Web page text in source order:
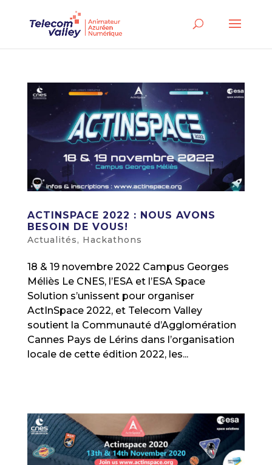
ACTINSPACE 2022 : NOUS AVONS
BESOIN DE VOUS!
Actualités, Hackathons
18 & 19 novembre 2022 Campus Georges
Méliès Le CNES, l’ESA et l’ESA Space
Solution s’unissent pour organiser
ActInSpace 2022, et Telecom Valley
soutient la Communauté d’Agglomération
Cannes Pays de Lérins dans l’organisation
locale de cette édition 2022, les...